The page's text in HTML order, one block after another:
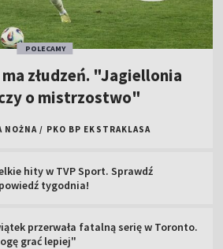
POLECAMY
złudzeń. "Jagiellonia
o mistrzostwo"
NOŻNA / PKO BP EKSTRAKLASA
hity w TVP Sport. Sprawdź
tygodnia!
przerwała fatalną serię w Toronto.
grać lepiej"